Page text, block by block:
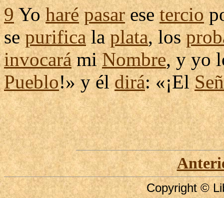
9Yoharé pasaresetercio
sepurificalaplata, los
invocarámiNombre, y yo
Pueblo!» y éldirá: «¡El
Copyright ©